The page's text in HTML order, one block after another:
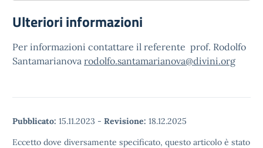
Ulteriori informazioni
Per informazioni contattare il referente prof. Rodolfo
Santamarianova rodolfo.santamarianova@divini.org
Pubblicato: 15.11.2023 - Revisione: 18.12.2025
Eccetto dove diversamente specificato, questo articolo è stato